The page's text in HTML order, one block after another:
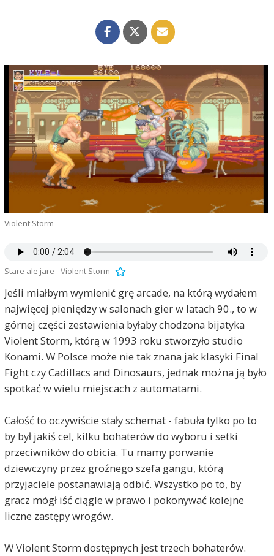
Violent Storm
Stare ale jare - Violent Storm
Jeśli miałbym wymienić grę arcade, na którą wydałem
najwięcej pieniędzy w salonach gier w latach 90., to w
górnej części zestawienia byłaby chodzona bijatyka
Violent Storm, którą w 1993 roku stworzyło studio
Konami. W Polsce może nie tak znana jak klasyki Final
Fight czy Cadillacs and Dinosaurs, jednak można ją było
spotkać w wielu miejscach z automatami.
Całość to oczywiście stały schemat - fabuła tylko po to
by był jakiś cel, kilku bohaterów do wyboru i setki
przeciwników do obicia. Tu mamy porwanie
dziewczyny przez groźnego szefa gangu, którą
przyjaciele postanawiają odbić. Wszystko po to, by
gracz mógł iść ciągle w prawo i pokonywać kolejne
liczne zastępy wrogów.
W Violent Storm dostępnych jest trzech bohaterów.